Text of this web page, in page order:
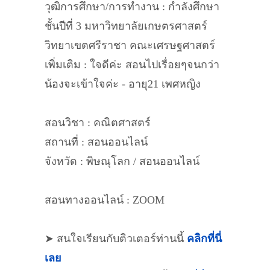
วุฒิการศึกษา/การทำงาน : กำลังศึกษา
ชั้นปีที่ 3 มหาวิทยาลัยเกษตรศาสตร์
วิทยาเขตศรีราชา คณะเศรษฐศาสตร์
เพิ่มเติม : ใจดีค่ะ สอนไปเรื่อยๆจนกว่า
น้องจะเข้าใจค่ะ - อายุ21 เพศหญิง
สอนวิชา : คณิตศาสตร์
สถานที่ : สอนออนไลน์
จังหวัด : พิษณุโลก / สอนออนไลน์
สอนทางออนไลน์ : ZOOM
➤ สนใจเรียนกับติวเตอร์ท่านนี้ คลิกที่นี่
เลย